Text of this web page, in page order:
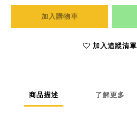
加入購物車
加入追蹤清單
商品描述 了解更多